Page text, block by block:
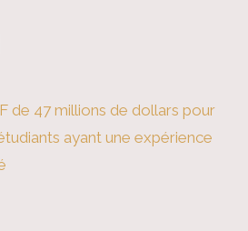
de 47 millions de dollars pour
ayant une expérience